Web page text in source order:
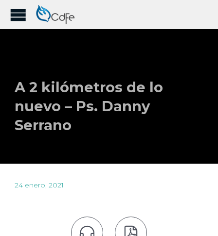
A 2 kilómetros de lo
nuevo – Ps. Danny
Serrano
24 enero, 2021
 